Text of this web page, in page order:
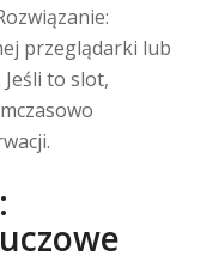
przeglądarki lub
to slot,